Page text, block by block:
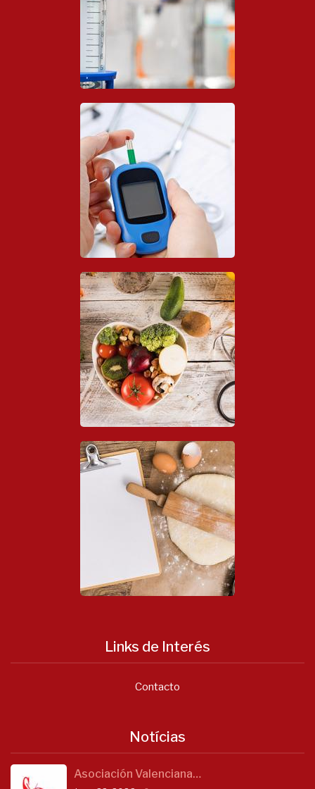
Links de Interés
Contacto
Notícias
Asociación Valenciana…